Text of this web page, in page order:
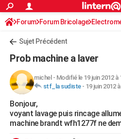
ACTUALITÉS
Politique
Société
Faits Divers
Education
Monde
Villes
+
FINANCE
Retraite
Impôts
Epargne
Immobilier
Risques naturels par ville
Banque
Assurance
Crédit
AUTO
Essais
Réserver un essai
Citadines
Berlines
SUV
Forum auto
+HIGH-TECH
Mobiles
Meilleur smartphone
Internet
Ordinateurs
Jeux vidéo
Guide high-tech
+
Forum Forum Bricolage
Sujet Précédent
Prob machine a laver
michel - Modifié le 19 juin 2012 à
stf_la sudiste- 19 juin 2012
Bonjour,
voyant lavage puis rincage
machine brandt wfh1277f ne